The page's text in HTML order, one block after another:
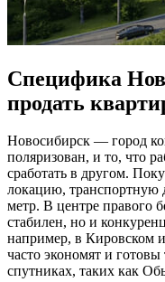
Специфика
продать
Новосибирск — город
поляризован, и то, что
сработать в другом.
локацию, транспортную
метр. В центре правого
стабилен, но и
например, в Кировском
часто экономят и
спутниках, таких как